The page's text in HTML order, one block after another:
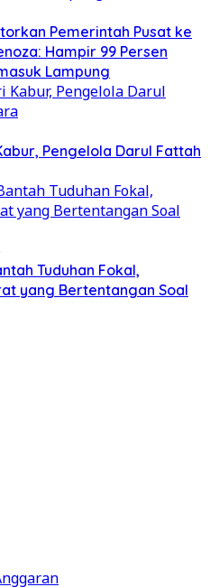
Pemerintah Pusat ke
Hampir 99 Persen
Lampung
Pengelola Darul Fattah
Tuduhan Fokal,
yang Bertentangan Soal